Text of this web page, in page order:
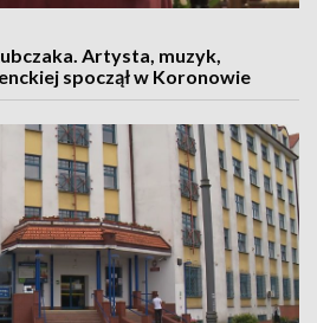
Artysta, muzyk,
spoczął w Koronowie